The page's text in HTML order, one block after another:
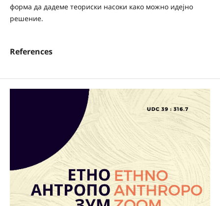
форма да дадеме теориски насоки како можно идејно
решение.
References